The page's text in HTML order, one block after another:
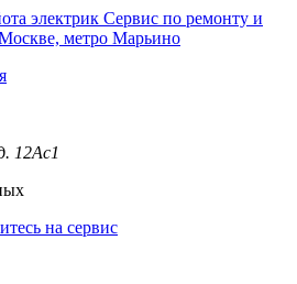
Сервис по ремонту и
метро Марьино
12Ас1
на сервис